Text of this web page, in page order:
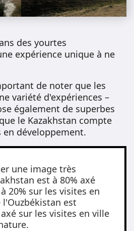
des yourtes
expérience unique à ne
de noter que les
variété d'expériences –
également de superbes
le Kazakhstan compte
développement.
une image très
est à 80% axé
20% sur les visites en
est
sur les visites en ville